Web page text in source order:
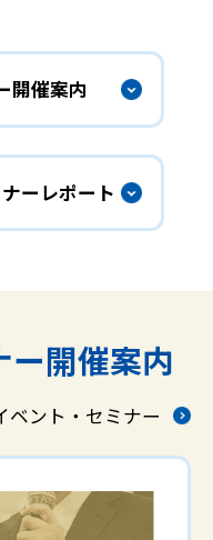
開催案内
ーレポート
ー開催案内
ベント・セミナー